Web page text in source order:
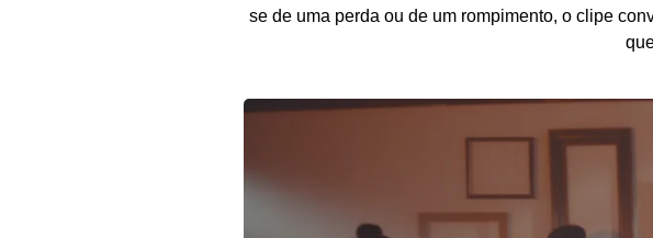
se de uma perda ou de um rompimento, o clipe